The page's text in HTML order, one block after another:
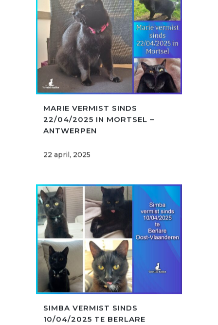
MARIE VERMIST SINDS
22/04/2025 IN MORTSEL –
ANTWERPEN
22 april, 2025
SIMBA VERMIST SINDS
10/04/2025 TE BERLARE